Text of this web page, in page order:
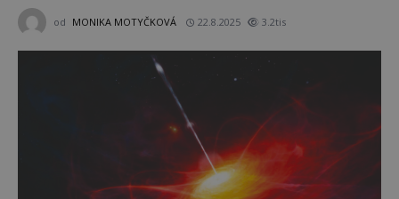
od MONIKA MOTYČKOVÁ 22.8.2025 3.2tis